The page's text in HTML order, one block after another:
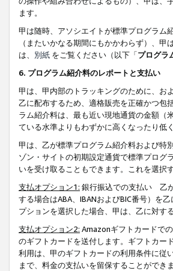
ます。
甲は随時、アソシエイトが標準プログラム
（またいかなる期間にもかかわらず）、
は、 別紙 をご覧ください（以下「プログラ
6. プログラム紹介料のレポートと支払い
甲は、甲内部のトラッキングのために、お
乙に配布するため、適格販売を正確かつ包
ラム紹介料は、最も近い現地通貨の金額（
ている水準よりもわずかに高くなったり低
甲は、乙が標準プログラム紹介料および特
ゾン・サイトの初期設定通貨で標準プログ
いを受け取ることもできます。これを選択
支払オプション1: 銀行振込での支払い 乙
する場合はABA、IBANおよびBIC番号）を
プションを選択した場合、甲は、乙に対す
支払オプション2: Amazonギフトカードで
のギフトカードを送付します。ギフトカー
利用は、甲のギフトカードの利用条件に従
まで、料金の支払いを留保することがで